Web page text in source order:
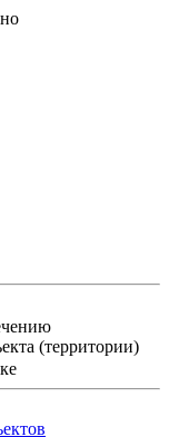
(территории)